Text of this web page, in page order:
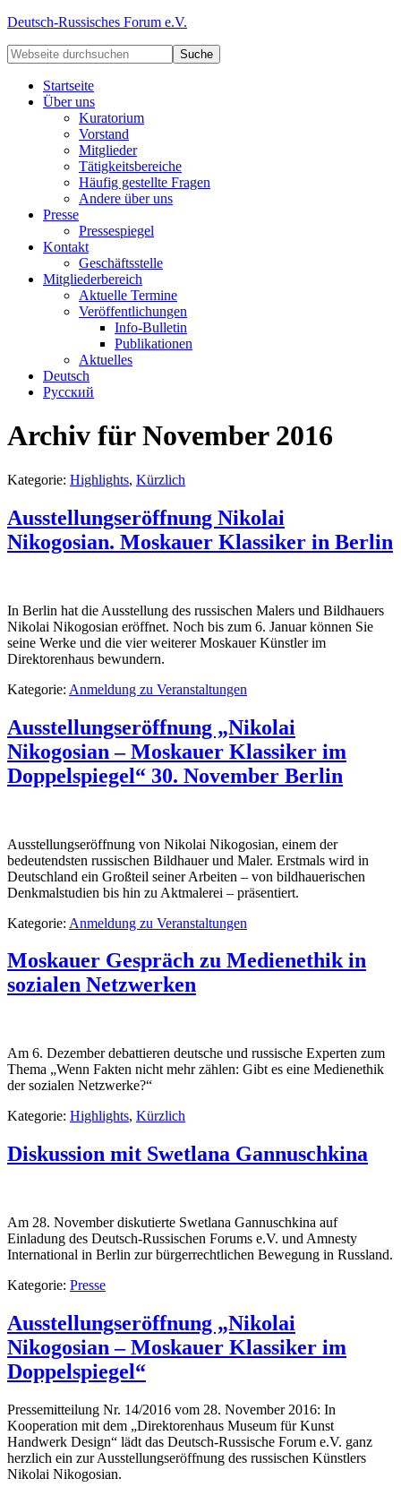
Deutsch-Russisches Forum e.V.
Startseite
Über uns
Kuratorium
Vorstand
Mitglieder
Tätigkeitsbereiche
Häufig gestellte Fragen
Andere über uns
Presse
Pressespiegel
Kontakt
Geschäftsstelle
Mitgliederbereich
Aktuelle Termine
Veröffentlichungen
Info-Bulletin
Publikationen
Aktuelles
Deutsch
Русский
Archiv für November 2016
Kategorie: Highlights, Kürzlich
Ausstellungseröffnung Nikolai
Nikogosian. Moskauer Klassiker in Berlin
In Berlin hat die Ausstellung des russischen Malers und Bildhauers
Nikolai Nikogosian eröffnet. Noch bis zum 6. Januar können Sie
seine Werke und die vier weiterer Moskauer Künstler im
Direktorenhaus bewundern.
Kategorie: Anmeldung zu Veranstaltungen
Ausstellungseröffnung „Nikolai
Nikogosian – Moskauer Klassiker im
Doppelspiegel“ 30. November Berlin
Ausstellungseröffnung von Nikolai Nikogosian, einem der
bedeutendsten russischen Bildhauer und Maler. Erstmals wird in
Deutschland ein Großteil seiner Arbeiten – von bildhauerischen
Denkmalstudien bis hin zu Aktmalerei – präsentiert.
Kategorie: Anmeldung zu Veranstaltungen
Moskauer Gespräch zu Medienethik in
sozialen Netzwerken
Am 6. Dezember debattieren deutsche und russische Experten zum
Thema „Wenn Fakten nicht mehr zählen: Gibt es eine Medienethik
der sozialen Netzwerke?“
Kategorie: Highlights, Kürzlich
Diskussion mit Swetlana Gannuschkina
Am 28. November diskutierte Swetlana Gannuschkina auf
Einladung des Deutsch-Russischen Forums e.V. und Amnesty
International in Berlin zur bürgerrechtlichen Bewegung in Russland.
Kategorie: Presse
Ausstellungseröffnung „Nikolai
Nikogosian – Moskauer Klassiker im
Doppelspiegel“
Pressemitteilung Nr. 14/2016 vom 28. November 2016: In
Kooperation mit dem „Direktorenhaus Museum für Kunst
Handwerk Design“ lädt das Deutsch-Russische Forum e.V. ganz
herzlich ein zur Ausstellungseröffnung des russischen Künstlers
Nikolai Nikogosian.